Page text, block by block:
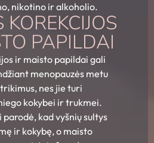
nikotino ir alkoholio.
PAPILDAI
ir maisto papildai gali
menopauzės metu
nes jie turi
kokybei ir trukmei.
kad vyšnių sultys
ir kokybę, o maisto